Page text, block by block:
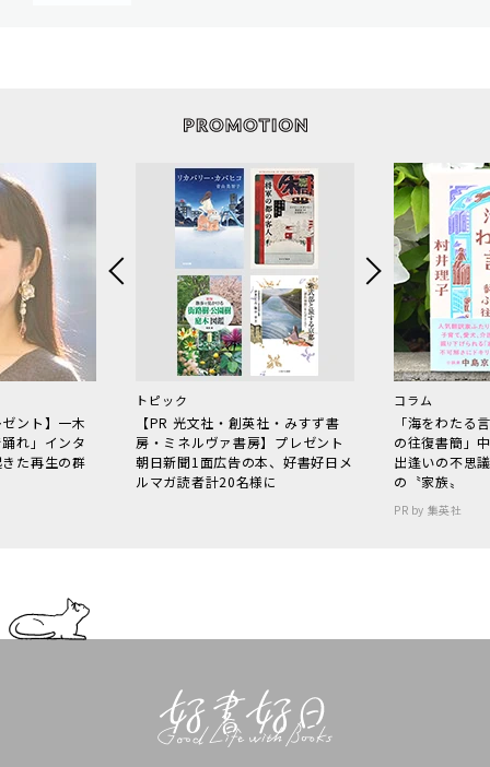
ント】一木
れ」インタ
た再生の群
トピック
【PR 光文社・創英社・みすず書
房・ミネルヴァ書房】プレゼント
朝日新聞1面広告の本、好書好日メ
ルマガ読者計20名様に
コラム
「海をわた
の往復書簡」
出逢いの不思
の〝家族〟
PR by 集英社